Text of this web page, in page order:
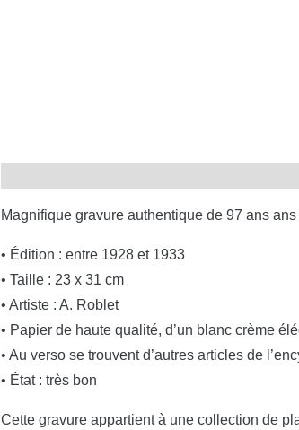
Magnifique gravure authentique de 97 ans
• Édition : entre 1928 et 1933
• Taille : 23 x 31 cm
• Artiste : A. Roblet
• Papier de haute qualité, d’un blanc crème
• Au verso se trouvent d’autres articles de
• État : très bon
Cette gravure appartient à une collection de